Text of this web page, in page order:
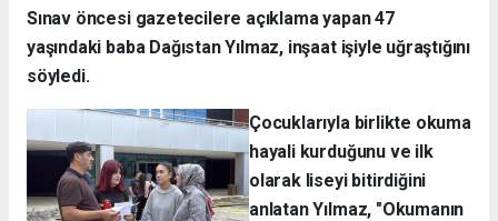
Sınav öncesi gazetecilere açıklama yapan 47
yaşındaki baba Dağıstan Yılmaz, inşaat işiyle uğraştığını
söyledi.
Çocuklarıyla birlikte okuma
hayali kurduğunu ve ilk
olarak liseyi bitirdiğini
anlatan Yılmaz, "Okumanın